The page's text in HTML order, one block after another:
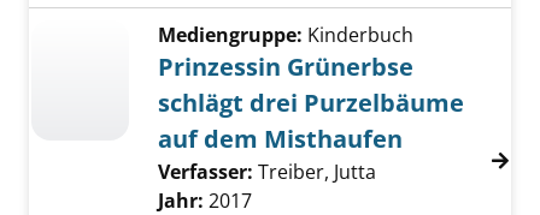
Mediengruppe: Kinderbuch
Prinzessin Grünerbse
schlägt drei Purzelbäume
auf dem Misthaufen
Verfasser: Treiber, Jutta
Jahr: 2017